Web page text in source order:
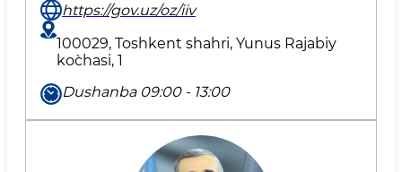
https://gov.uz/oz/iiv
100029, Toshkent shahri, Yunus Rаjаbiy
ko`chаsi, 1
Dushanba 09:00 - 13:00